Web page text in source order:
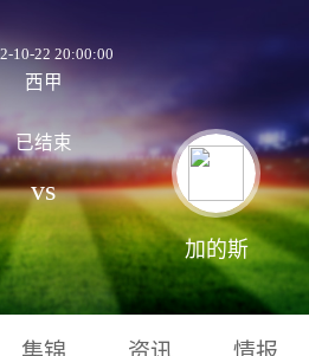
10-22 20:00:00
西甲
已结束
vs
加的斯